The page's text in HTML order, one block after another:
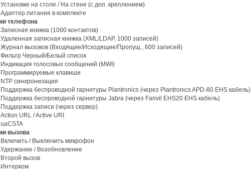
Установке на столе / На стене (с доп. креплением)
Адаптер питания в комплекте
телефона
Записная книжка (1000 контактов)
Удаленная записная книжка (XML/LDAP, 1000 записей)
Журнал вызовов (Входящие/Исходящие/Пропущ., 600 записей)
Фильтр Черный/Белый список
Индикация голосовых сообщений (MWI)
Программируемые клавиши
NTP синхронизация
Поддержка беспроводной гарнитуры Plantronics (через Plantronics APD-80 EHS кабель)
Поддержка беспроводной гарнитуры Jabra (через Fanvil EHS20 EHS кабель)
Поддержка записи (через сервер)
Action URL / Active URI
uaCSTA
вызова
Включить / Выключить микрофон
Удержание / Возобновление
Второй вызов
Интерком